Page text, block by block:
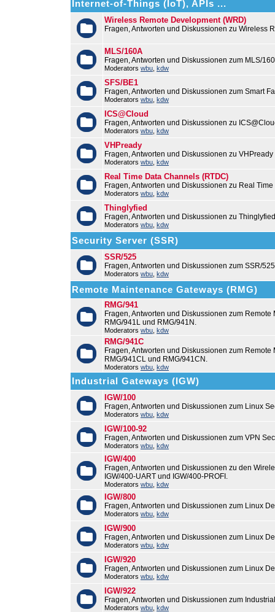
Internet-of-Things (IoT), APIs ...
Wireless Remote Development (WRD)
Fragen, Antworten und Diskussionen zu Wireless
MLS/160A
Fragen, Antworten und Diskussionen zum MLS/
Moderators wbu kdw
SFS/BE1
Fragen, Antworten und Diskussionen zum Smart
Moderators wbu kdw
ICS@Cloud
Fragen, Antworten und Diskussionen zu
Moderators wbu kdw
VHPready
Fragen, Antworten und Diskussionen zu VHPready
Moderators wbu kdw
Real Time Data Channels (RTDC)
Fragen, Antworten und Diskussionen zu Real
Moderators wbu kdw
Thinglyfied
Fragen, Antworten und Diskussionen zu Thinglyfied
Moderators wbu kdw
Security Server (SSR)
SSR/525
Fragen, Antworten und Diskussionen zum SSR/525
Moderators wbu kdw
Remote Maintenance Gateways (RMG)
RMG/941
Fragen, Antworten und Diskussionen zum
RMG/941L und RMG/941N.
Moderators wbu kdw
RMG/941C
Fragen, Antworten und Diskussionen zum
RMG/941CL und RMG/941CN.
Moderators wbu kdw
Industrial Gateways (IGW)
IGW/100
Fragen, Antworten und Diskussionen zum Linux
Moderators wbu kdw
IGW/100-92
Fragen, Antworten und Diskussionen zum VPN
Moderators wbu kdw
IGW/400
Fragen, Antworten und Diskussionen zu den
IGW/400-UART und IGW/400-PROFI.
Moderators wbu kdw
IGW/800
Fragen, Antworten und Diskussionen zum Linux
Moderators wbu kdw
IGW/900
Fragen, Antworten und Diskussionen zum Linux
Moderators wbu kdw
IGW/920
Fragen, Antworten und Diskussionen zum Linux
Moderators wbu kdw
IGW/922
Fragen, Antworten und Diskussionen zum
Moderators wbu kdw